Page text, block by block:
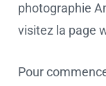
photographie
visitez la page
Pour